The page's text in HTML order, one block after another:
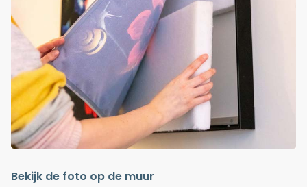
Bekijk de foto op de muur